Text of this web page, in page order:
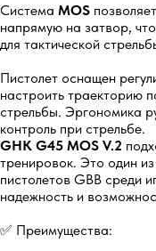
Система MOS
напрямую на затвор,
для тактической
Пистолет оснащен
настроить траекторию
стрельбы. Эргономика
контроль при стрельбе.
GHK G45 MOS V.2
тренировок. Это один
пистолетов GBB среди
надежность и
✅ Преимущества: